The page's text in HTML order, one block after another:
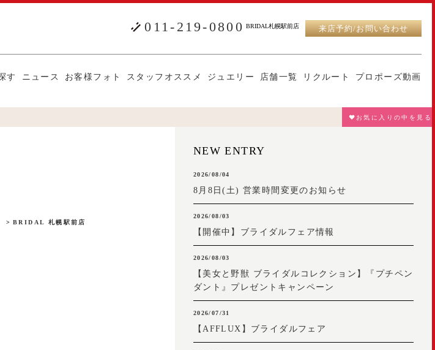
011-219-0800 BRIDAL札幌駅前店 来店予約/お問い合わせ
す ニュース お客様フォト スタッフオススメ ジュエリー 店舗一覧 リクルート プロポーズ動画
♥お気に入りの中を見る
BRIDAL 札幌駅前店
NEW ENTRY
2026/08/04
8月8日(土) 営業時間変更のお知らせ
2026/08/03
【開催中】ブライダルフェア情報
2026/08/03
【美女と野獣 ブライダルコレクション】『プチペン
ダント』プレゼントキャンペーン
2026/07/31
【AFFLUX】ブライダルフェア